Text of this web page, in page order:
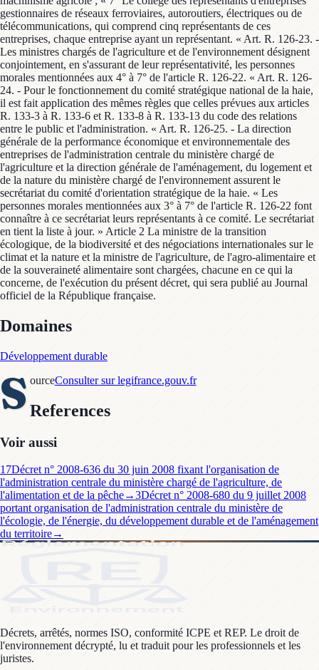
gestionnaires de réseaux ferroviaires, autoroutiers, électriques ou de
télécommunications, qui comprend cinq représentants de ces
entreprises, chaque entreprise ayant un représentant. « Art. R. 126-23. -
Les ministres chargés de l'agriculture et de l'environnement désignent
conjointement, en s'assurant de leur représentativité, les personnes
morales mentionnées aux 4° à 7° de l'article R. 126-22. « Art. R. 126-
24. - Pour le fonctionnement du comité stratégique national de la haie,
il est fait application des mêmes règles que celles prévues aux articles
R. 133-3 à R. 133-6 et R. 133-8 à R. 133-13 du code des relations
entre le public et l'administration. « Art. R. 126-25. - La direction
générale de la performance économique et environnementale des
entreprises de l'administration centrale du ministère chargé de
l'agriculture et la direction générale de l'aménagement, du logement et
de la nature du ministère chargé de l'environnement assurent le
secrétariat du comité d'orientation stratégique de la haie. « Les
personnes morales mentionnées aux 3° à 7° de l'article R. 126-22 font
connaître à ce secrétariat leurs représentants à ce comité. Le secrétariat
en tient la liste à jour. » Article 2 La ministre de la transition
écologique, de la biodiversité et des négociations internationales sur le
climat et la nature et la ministre de l'agriculture, de l'agro-alimentaire et
de la souveraineté alimentaire sont chargées, chacune en ce qui la
concerne, de l'exécution du présent décret, qui sera publié au Journal
officiel de la République française.
Domaines
Développement durable
S ourceConsulter sur legifrance.gouv.fr
References
Voir aussi
17Décret n° 2008-636 du 30 juin 2008 fixant l'organisation de
l'administration centrale du ministère chargé de l'agriculture, de
l'alimentation et de la pêche→3Décret n° 2008-680 du 9 juillet 2008
portant organisation de l'administration centrale du ministère de
l'écologie, de l'énergie, du développement durable et de l'aménagement
du territoire→
Décrets, arrêtés, normes ISO, conformité ICPE et REP. Le droit de
l'environnement décrypté, lu et traduit pour les professionnels et les
juristes.